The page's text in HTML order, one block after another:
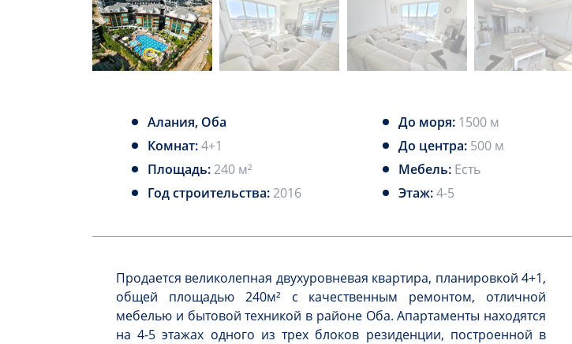
Алания, Оба До моря: 1500 м
Комнат:4+1 До центра: 500 м
Площадь:240 м² Мебель: Есть
Год строительства:2016 Этаж:4-5
Продается великолепная двухуровневая квартира, планировкой 4+1,
общей площадью 240м² с качественным ремонтом, отличной
мебелью и бытовой техникой в районе Оба. Апартаменты находятся
на 4-5 этажах одного из трех блоков резиденции, построенной в